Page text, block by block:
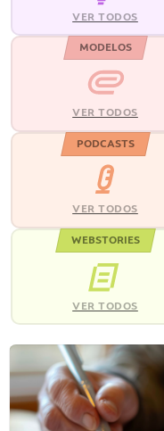
VER TODOS
MODELOS
VER TODOS
PODCASTS
VER TODOS
WEBSTORIES
VER TODOS